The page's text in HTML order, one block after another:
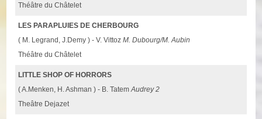
Théâtre du Châtelet
LES PARAPLUIES DE CHERBOURG
( M. Legrand, J.Demy ) - V. VittozM. Dubourg/M. Aubin
Théâtre du Châtelet
LITTLE SHOP OF HORRORS
( A.Menken, H. Ashman ) - B. TatemAudrey 2
Theâtre Dejazet